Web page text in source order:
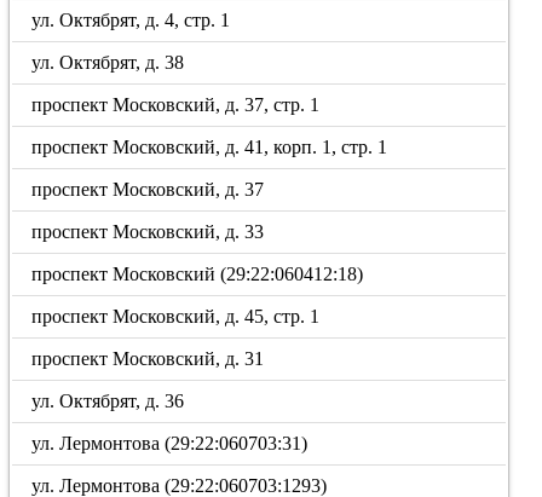
ул. Октябрят, д. 4, стр. 1
ул. Октябрят, д. 38
проспект Московский, д. 37, стр. 1
проспект Московский, д. 41, корп. 1, стр. 1
проспект Московский, д. 37
проспект Московский, д. 33
проспект Московский (29:22:060412:18)
проспект Московский, д. 45, стр. 1
проспект Московский, д. 31
ул. Октябрят, д. 36
ул. Лермонтова (29:22:060703:31)
ул. Лермонтова (29:22:060703:1293)